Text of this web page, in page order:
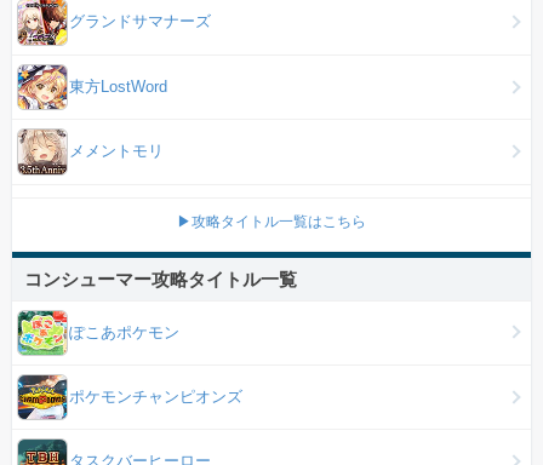
グランドサマナーズ
東方LostWord
メメントモリ
▶攻略タイトル一覧はこちら
コンシューマー攻略タイトル一覧
ぽこあポケモン
ポケモンチャンピオンズ
タスクバーヒーロー